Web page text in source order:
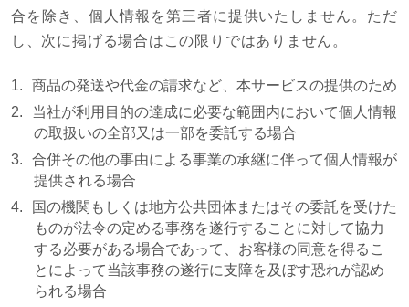
合を除き、個人情報を第三者に提供いたしません。ただ
し、次に掲げる場合はこの限りではありません。
商品の発送や代金の請求など、本サービスの提供のため
当社が利用目的の達成に必要な範囲内において個人情報
の取扱いの全部又は一部を委託する場合
合併その他の事由による事業の承継に伴って個人情報が
提供される場合
国の機関もしくは地方公共団体またはその委託を受けた
ものが法令の定める事務を遂行することに対して協力
する必要がある場合であって、お客様の同意を得るこ
とによって当該事務の遂行に支障を及ぼす恐れが認め
られる場合